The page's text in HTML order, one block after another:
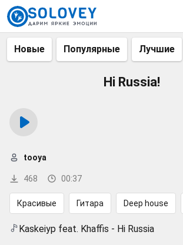
Новые Популярные Лучшие
Hi Russia!
468 00:37
tooya
Красивые Гитара Deep house
Kaskeiyp feat. Khaffis - Hi Russia